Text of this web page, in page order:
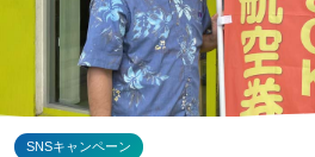
SNSキャンペーン